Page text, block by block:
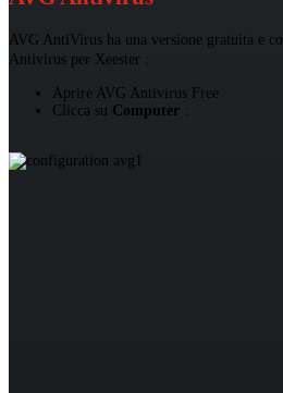
AVG AntiVirus ha una versione gratuita e
Antivirus per Xeester :
Aprire AVG Antivirus Free
Clicca su Computer :